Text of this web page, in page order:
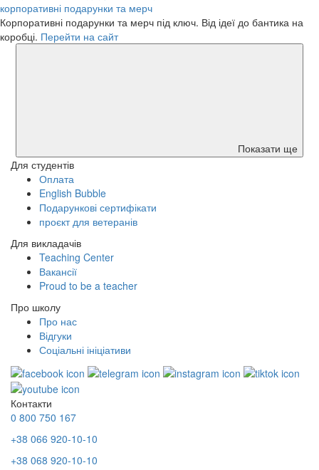
корпоративні подарунки та мерч
Корпоративні подарунки та мерч під ключ. Від ідеї до бантика на
коробці. Перейти на сайт
Показати ще
Для студентів
Оплата
English Bubble
Подарункові сертифікати
проєкт для ветеранів
Для викладачів
Teaching Center
Вакансії
Proud to be a teacher
Про школу
Про нас
Відгуки
Соціальні ініціативи
Контакти
0 800 750 167
+38 066 920-10-10
+38 068 920-10-10